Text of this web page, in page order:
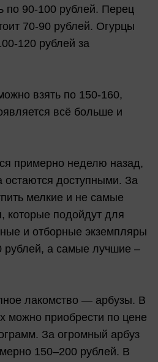
по 90-100 рублей. Перец
70-90 рублей. Огурцы
120 рублей за
взять по 150-160,
всё больше и
примерно неделю назад,
остаются доступными. За
мелкие и не самые
которые подойдут для
и отборные экземпляры
рублей, а самые лучшие –
лакомство — арбузы. В
можно приобрести по цене
За огромный арбуз
150–200 рублей. В